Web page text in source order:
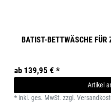
BATIST-BETTWÄSCHE FÜR
ab 139,95 € *
Artikel
* inkl. ges. MwSt. zzgl.